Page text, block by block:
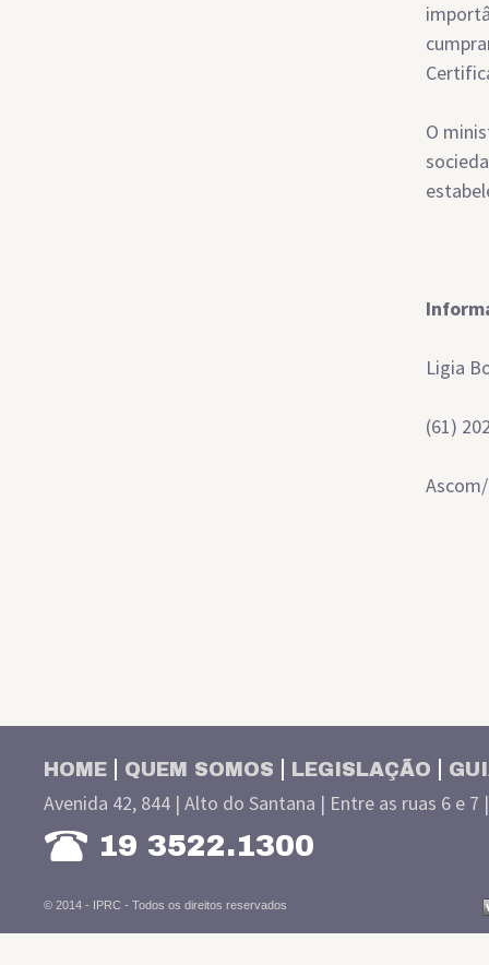
O
Ligia
(61)
HOME QUEM SOMOS LEGISLAÇÃO
Avenida 42, 844 | Alto do Santana | Entre as ruas 6 e 7
19 3522.1300
© 2014 - IPRC - Todos os direitos reservados